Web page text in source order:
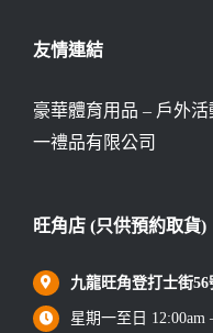
友情連結
豪華體育用品 – 戶外活
一禮品有限公司
旺角店 (只供預約取貨)
九龍旺角登打士街56
星期一至日 12:00am